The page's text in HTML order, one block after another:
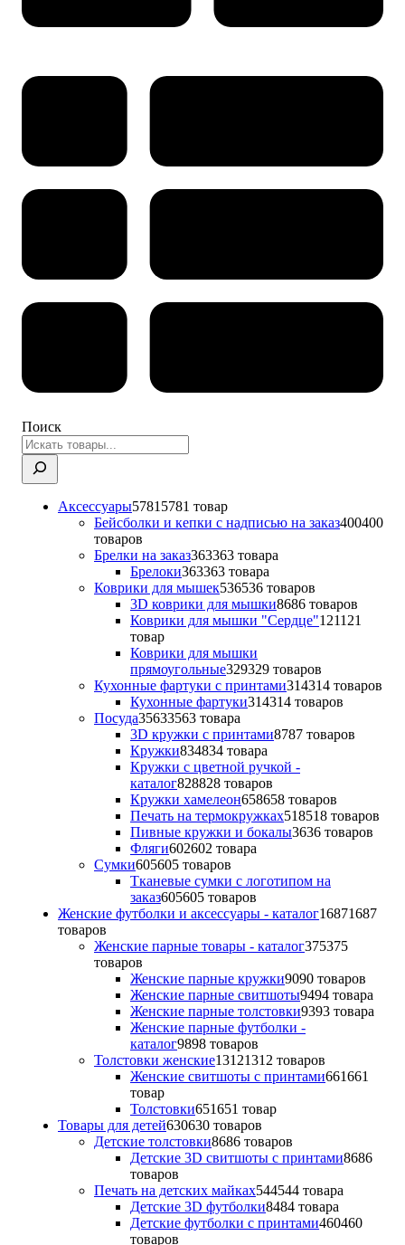
Поиск
Аксессуары5781 5781 товар
Бейсболки и кепки с надписью на заказ400400
товаров
Брелки на заказ363363 товара
Брелоки363363 товара
Коврики для мышек536536 товаров
3D коврики для мышки8686 товаров
Коврики для мышки "Сердце"121121
товар
Коврики для мышки
прямоугольные329329 товаров
Кухонные фартуки с принтами314314 товаров
Кухонные фартуки314314 товаров
Посуда35633563 товара
3D кружки с принтами8787 товаров
Кружки834834 товара
Кружки с цветной ручкой -
каталог828828 товаров
Кружки хамелеон658658 товаров
Печать на термокружках518518 товаров
Пивные кружки и бокалы3636 товаров
Фляги602602 товара
Сумки605605 товаров
Тканевые сумки с логотипом на
заказ605605 товаров
Женские футболки и аксессуары - каталог16871687
товаров
Женские парные товары - каталог375375
товаров
Женские парные кружки9090 товаров
Женские парные свитшоты9494 товара
Женские парные толстовки9393 товара
Женские парные футболки -
каталог9898 товаров
Толстовки женские13121312 товаров
Женские свитшоты с принтами661661
товар
Толстовки651651 товар
Товары для детей630630 товаров
Детские толстовки8686 товаров
Детские 3D свитшоты с принтами8686
товаров
Печать на детских майках544544 товара
Детские 3D футболки8484 товара
Детские футболки с принтами460460
товаров